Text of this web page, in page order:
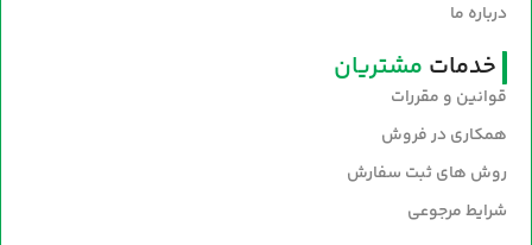
درباره ما
خدمات مشتریان
قوانین و مقررات
همکاری در فروش
روش های ثبت سفارش
شرایط مرجوعی